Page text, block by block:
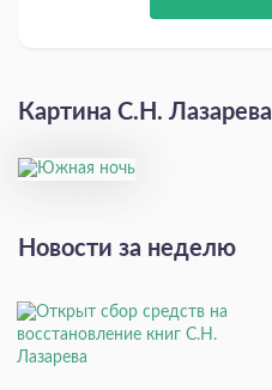
Картина С.Н. Лазарева
Новости за неделю